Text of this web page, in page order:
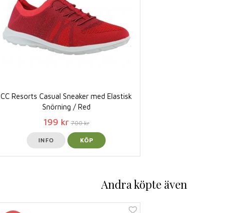
CC Resorts Casual Sneaker med Elastisk
Snörning / Red
199 kr 700 kr
INFO KÖP
Andra köpte även